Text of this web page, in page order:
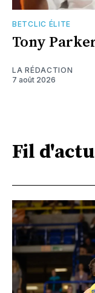
BETCLIC ÉLITE
Tony
LA RÉDACTION
7 août 2026
Fil